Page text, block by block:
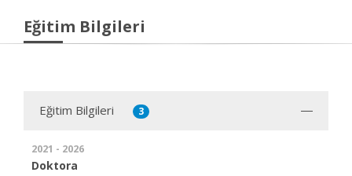
Eğitim Bilgileri
Eğitim Bilgileri 3
2021 - 2026
Doktora